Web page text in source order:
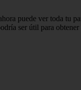
puede ver toda tu
ser útil para